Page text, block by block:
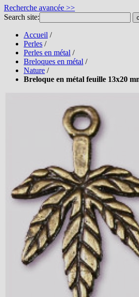
Recherche avancée >>
Search site:
Accueil /
Perles /
Perles en métal /
Breloques en métal /
Nature /
Breloque en métal feuille 13x20